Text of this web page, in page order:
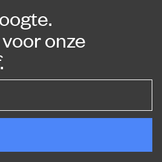
onze